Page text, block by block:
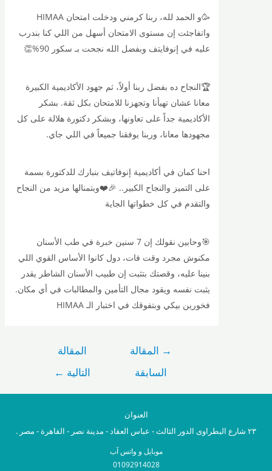
🥳و الحمد لله، ربنا كرمني ودخلت امتحان HIMAA
واتفاجئت إن مستوى الامتحان أسهل من اللي كنا بندرب
عليه في إنوفايتف وبفضل الله نجحت بـ سكور 90%👏
🏆النجاح ده بفضل ربنا أولاً، ثم جهود الأكاديمية الكبيرة
معانا عشان تهيأنا وتجهزنا للامتحان بكل ثقة. بشكر
الأكاديمية جداً على تعاونها، وبشكر دكتورة هلالة على كل
مجهودها معانا، وربنا يوفقنا جميعاً في اللي جاي.
احنا كمان في أكاديمية إنوفاتيف بنبارك للدكتورة بسمة
على التميز والنجاح الكبير.. 🎉❤️وبتمنالها مزيد من النجاح
والتقدم في كل خطواتها الجاية
🎯وحابين نقولك إن 7 سنين خبرة في طب الأسنان
مكنوش مجرد وقت فات، دول كانوا الأساس القوي اللي
بنينا عليه، وقصتك بتثبت إن طبيب الأسنان الشاطر يقدر
يثبت نفسه ويقود مجال التأمين والمطالبات في أي مكان.
فخورين بيكي وبتفوقك في اختبار الـ HIMAA
المقالة
السابقة
المقالة
التالية←
العنوان
موبايل و واتس آب
01092914028